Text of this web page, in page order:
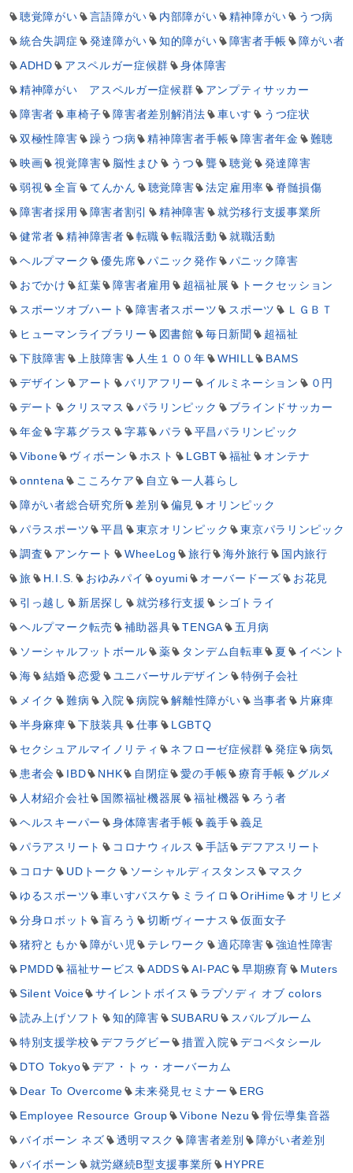
聴覚障がい
言語障がい 内部障がい 精神障がい
うつ病
統合失調症
発達障がい 知的障がい 障害者手帳
障がい者
ADHD
アスペルガー症候群
身体障害
精神障がい アスペルガー症候群
アンプティサッカー
障害者
車椅子 障害者差別解消法 車いす
うつ症状
双極性障害
躁うつ病 精神障害者手帳 障害者年金
難聴
映画
視覚障害 脳性まひ うつ 聾 聴覚
発達障害
弱視
全盲 てんかん 聴覚障害 法定雇用率
脊髄損傷
障害者採用
障害者割引 精神障害
就労移行支援事業所
健常者
精神障害者 転職 転職活動
就職活動
ヘルプマーク
優先席 パニック発作
パニック障害
おでかけ
紅葉 障害者雇用 超福祉展
トークセッション
スポーツオブハート
障害者スポーツ スポーツ
ＬＧＢＴ
ヒューマンライブラリー
図書館 毎日新聞
超福祉
下肢障害
上肢障害 人生１００年 WHILL
BAMS
デザイン
アート バリアフリー イルミネーション
０円
デート
クリスマス パラリンピック
ブラインドサッカー
年金
字幕グラス 字幕 パラ
平昌パラリンピック
Vibone
ヴィボーン ホスト LGBT 福祉
オンテナ
onntena
こころケア 自立
一人暮らし
障がい者総合研究所
差別 偏見
オリンピック
パラスポーツ
平昌 東京オリンピック
東京パラリンピック
調査
アンケート WheeLog 旅行 海外旅行
国内旅行
旅
H.I.S. おゆみパイ oyumi オーバードーズ
お花見
引っ越し
新居探し 就労移行支援
シゴトライ
ヘルプマーク転売
補助器具 TENGA
五月病
ソーシャルフットボール
薬 タンデム自転車 夏
イベント
海
結婚 恋愛 ユニバーサルデザイン
特例子会社
メイク
難病 入院 病院 解離性障がい 当事者
片麻痺
半身麻痺
下肢装具 仕事
LGBTQ
セクシュアルマイノリティ
ネフローゼ症候群 発症
病気
患者会
IBD NHK 自閉症 愛の手帳 療育手帳
グルメ
人材紹介会社
国際福祉機器展 福祉機器
ろう者
ヘルスキーパー
身体障害者手帳 義手
義足
パラアスリート
コロナウィルス 手話
デフアスリート
コロナ
UDトーク ソーシャルディスタンス
マスク
ゆるスポーツ
車いすバスケ ミライロ OriHime
オリヒメ
分身ロボット
盲ろう 切断ヴィーナス
仮面女子
猪狩ともか
障がい児 テレワーク 適応障害
強迫性障害
PMDD
福祉サービス ADDS AI-PAC 早期療育
Muters
Silent Voice
サイレントボイス
ラプソディ オブ colors
読み上げソフト
知的障害 SUBARU
スバルブルーム
特別支援学校
デフラグビー 措置入院
デコペタシール
DTO Tokyo
デア・トゥ・オーバーカム
Dear To Overcome
未来発見セミナー
ERG
Employee Resource Group
Vibone Nezu
骨伝導集音器
バイボーン ネズ
透明マスク 障害者差別
障がい者差別
バイボーン
就労継続B型支援事業所 HYPRE